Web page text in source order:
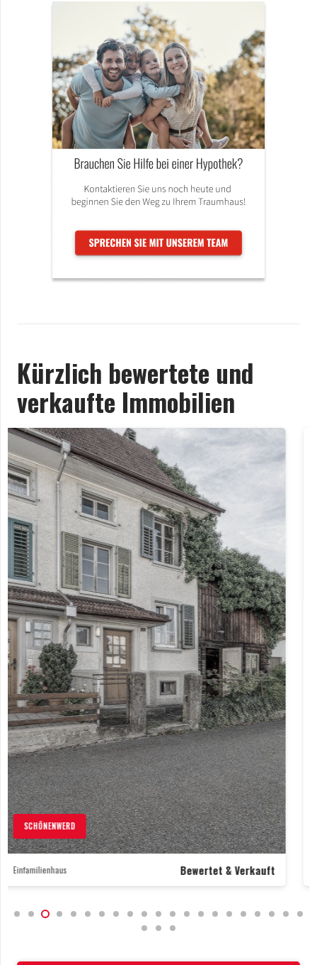
Kürzlich bewertete und
verkaufte Immobilien
SOLOTHURN
Wohnung Bewertet & Verkauft